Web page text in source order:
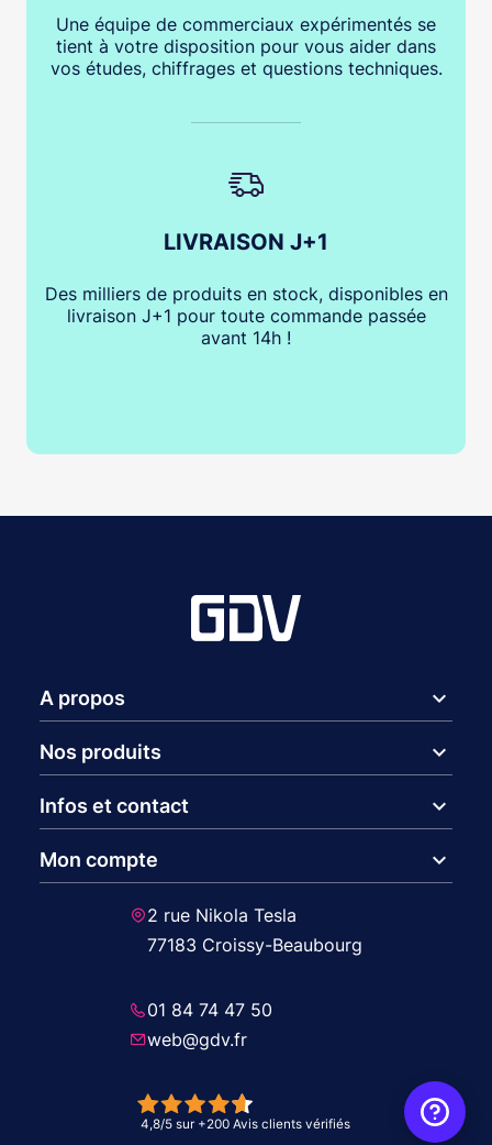
Une équipe de commerciaux expérimentés se
tient à votre disposition pour vous aider dans
vos études, chiffrages et questions techniques.
LIVRAISON J+1
Des milliers de produits en stock, disponibles en
livraison J+1 pour toute commande passée
avant 14h !
A propos expand_more
Nos produits expand_more
Infos et contact expand_more
Mon compte expand_more
2 rue Nikola Tesla
77183 Croissy-Beaubourg
01 84 74 47 50
web@gdv.fr